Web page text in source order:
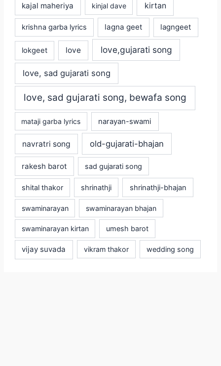
kajal maheriya kinjal dave kirtan
krishna garba lyrics lagna geet lagngeet
lokgeet love love,gujarati song
love, sad gujarati song
love, sad gujarati song, bewafa song
mataji garba lyrics narayan-swami
navratri song old-gujarati-bhajan
rakesh barot sad gujarati song
shital thakor shrinathji shrinathji-bhajan
swaminarayan swaminarayan bhajan
swaminarayan kirtan umesh barot
vijay suvada vikram thakor wedding song